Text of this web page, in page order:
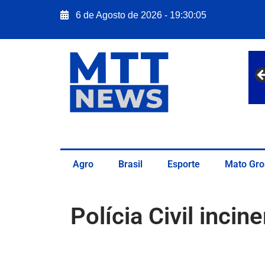
6 de Agosto de 2026 - 19:30:06
Agro Brasil Esporte Mato
Polícia Civil